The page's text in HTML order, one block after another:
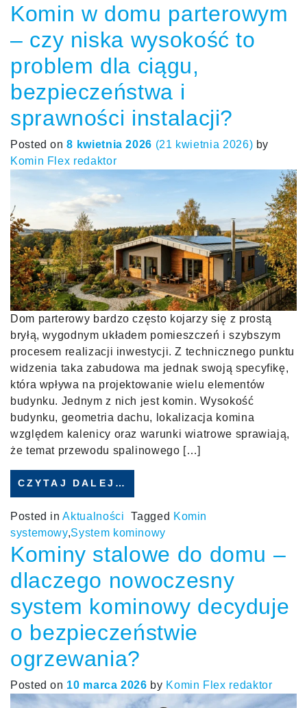
Komin w domu parterowym
– czy niska wysokość to
problem dla ciągu,
bezpieczeństwa i
sprawności instalacji?
Posted on8 kwietnia 2026 (21 kwietnia 2026) by
Komin Flex redaktor
Dom parterowy bardzo często kojarzy się z prostą
bryłą, wygodnym układem pomieszczeń i szybszym
procesem realizacji inwestycji. Z technicznego punktu
widzenia taka zabudowa ma jednak swoją specyfikę,
która wpływa na projektowanie wielu elementów
budynku. Jednym z nich jest komin. Wysokość
budynku, geometria dachu, lokalizacja komina
względem kalenicy oraz warunki wiatrowe sprawiają,
że temat przewodu spalinowego […]
CZYTAJ DALEJ…
Posted inAktualności Tagged Komin
systemowy,System kominowy
Kominy stalowe do domu –
dlaczego nowoczesny
system kominowy decyduje
o bezpieczeństwie
ogrzewania?
Posted on 10 marca 2026 by Komin Flex redaktor